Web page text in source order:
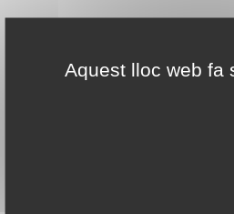
Aquest lloc web fa